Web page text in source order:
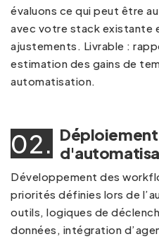
évaluons ce qui peut être
avec votre stack existante
ajustements. Livrable :
estimation des gains de
automatisation.
02.
Développement des
priorités définies lors de
outils, logiques de
données, intégration